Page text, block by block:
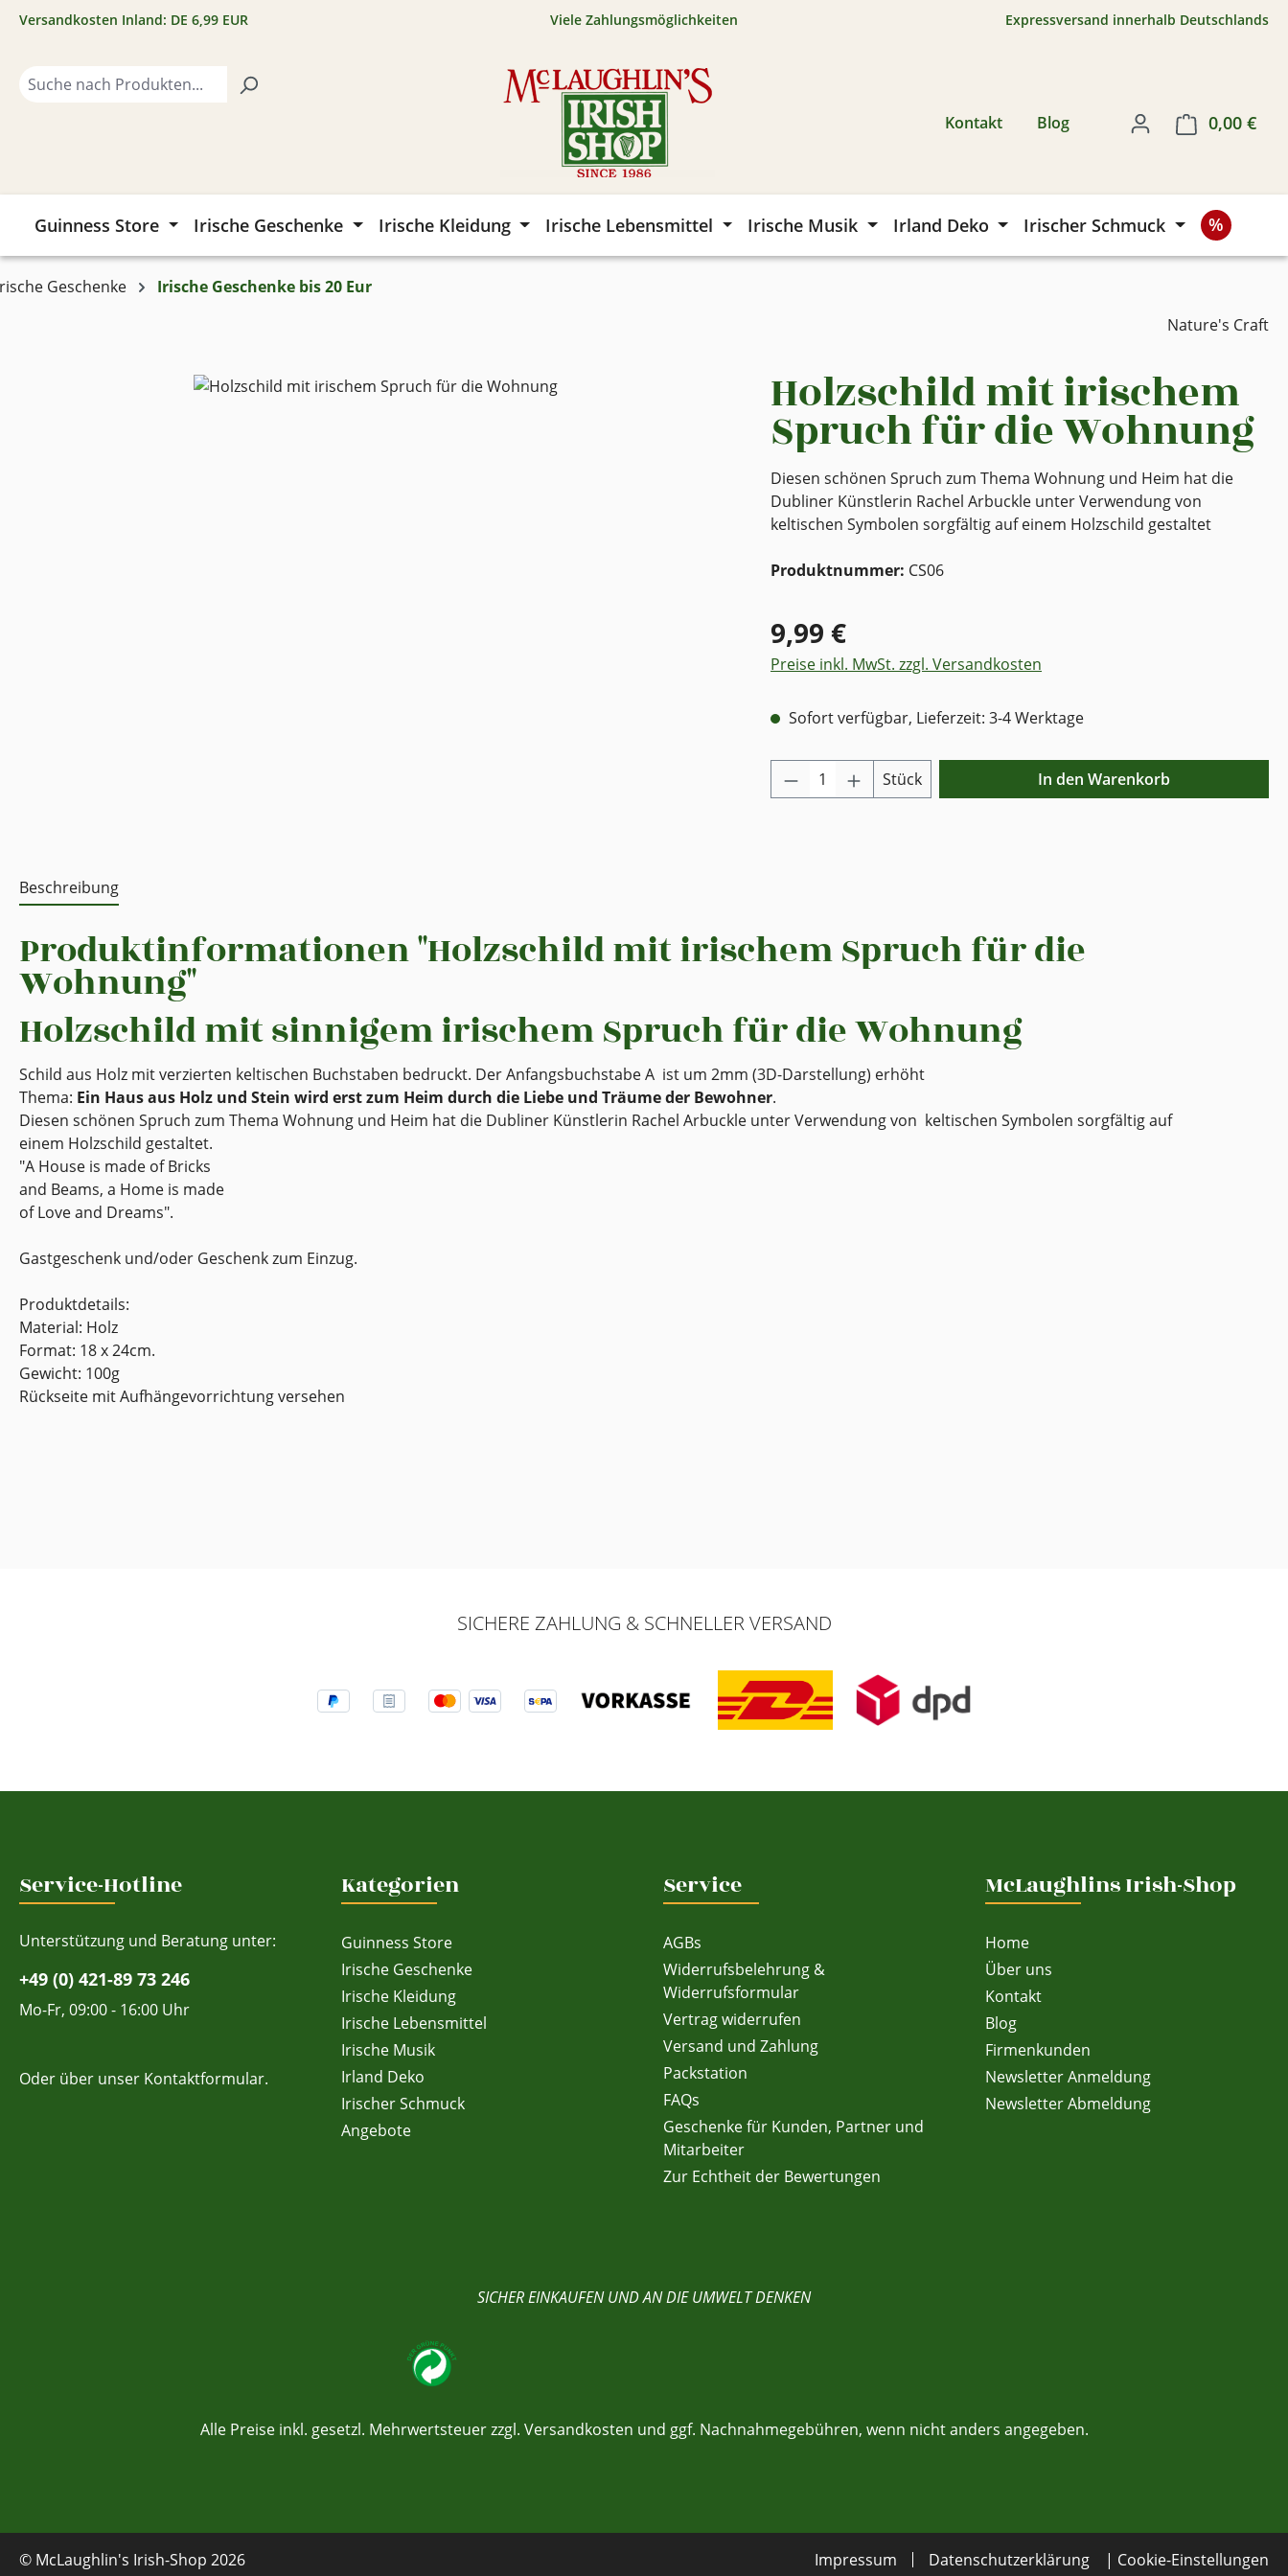
Hauptinhalt springen
Zur Suche springen
Zur Hauptnavigation springen
Versandkosten Inland: DE 6,99 EUR Viele Zahlungsmöglichkeiten Expressversand innerhalb Deutschlands
Kontakt Blog 0,00 €
Guinness Store Irische Geschenke Irische Kleidung Irische Lebensmittel Irische Musik Irland Deko Irischer Schmuck
Geschenke
Irische Geschenke bis 20 Eur
Nature's Craft
Bildergalerie überspringen Holzschild mit irischem
Spruch für die Wohnung
Diesen schönen Spruch zum Thema Wohnung und Heim hat die
Dubliner Künstlerin Rachel Arbuckle unter Verwendung von
keltischen Symbolen sorgfältig auf einem Holzschild gestaltet
Produktnummer: CS06
9,99 €
Preise inkl. MwSt. zzgl. Versandkosten
Sofort verfügbar, Lieferzeit: 3-4 Werktage
Produkt Anzahl: Gib den gewünschten Wert
Stück In den Warenkorb
Beschreibung
Produktinformationen "Holzschild mit irischem Spruch für die
Wohnung"
Holzschild mit sinnigem irischem Spruch für die Wohnung
Schild aus Holz mit verzierten keltischen Buchstaben bedruckt. Der Anfangsbuchstabe A ist um 2mm (3D-Darstellung) erhöht
Thema: Ein Haus aus Holz und Stein wird erst zum Heim durch die Liebe und Träume der Bewohner.
Diesen schönen Spruch zum Thema Wohnung und Heim hat die Dubliner Künstlerin Rachel Arbuckle unter Verwendung von keltischen Symbolen sorgfältig auf
einem Holzschild gestaltet.
"A House is made of Bricks
and Beams, a Home is made
of Love and Dreams".
Gastgeschenk und/oder Geschenk zum Einzug.
Produktdetails:
Material: Holz
Format: 18 x 24cm.
Gewicht: 100g
Rückseite mit Aufhängevorrichtung versehen
SICHERE ZAHLUNG & SCHNELLER VERSAND
Service-Hotline
Unterstützung und Beratung unter:
+49 (0) 421-89 73 246
Mo-Fr, 09:00 - 16:00 Uhr
Oder über unser Kontaktformular.
Kategorien
Guinness Store
Irische Geschenke
Irische Kleidung
Irische Lebensmittel
Irische Musik
Irland Deko
Irischer Schmuck
Angebote
Service
AGBs
Widerrufsbelehrung &
Widerrufsformular
Vertrag widerrufen
Versand und Zahlung
Packstation
FAQs
Geschenke für Kunden, Partner und
Mitarbeiter
Zur Echtheit der Bewertungen
McLaughlins Irish-Shop
Home
Über uns
Kontakt
Blog
Firmenkunden
Newsletter Anmeldung
Newsletter Abmeldung
SICHER EINKAUFEN UND AN DIE UMWELT DENKEN
Alle Preise inkl. gesetzl. Mehrwertsteuer zzgl. Versandkosten und ggf. Nachnahmegebühren, wenn nicht anders angegeben.
Impressum Datenschutzerklärung | Cookie-Einstellungen
© McLaughlin's Irish-Shop 2026